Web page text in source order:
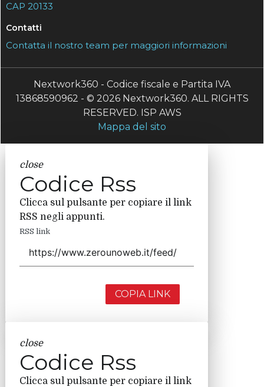
CAP 20133
Contatti
Contatta il nostro team per maggiori informazioni
Nextwork360 - Codice fiscale e Partita IVA
13868590962 - © 2026 Nextwork360. ALL RIGHTS
RESERVED. ISP AWS
Mappa del sito
close
Codice Rss
Clicca sul pulsante per copiare il link
RSS negli appunti.
RSS link
COPIA LINK
close
Codice Rss
Clicca sul pulsante per copiare il link